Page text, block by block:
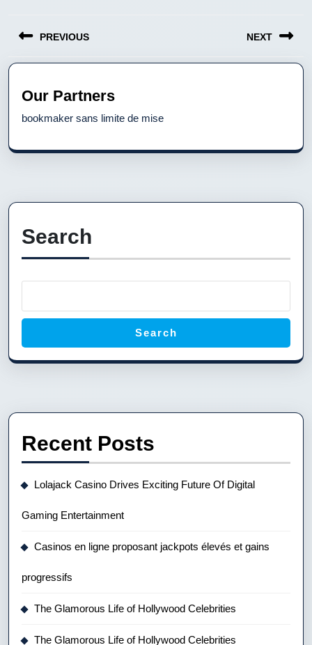
navigation
PREVIOUS
Previous
post:
NEXT
Our Partners
bookmaker sans limite de mise
Search
Search
Recent Posts
Lolajack Casino Drives Exciting Future Of Digital
Gaming Entertainment
Casinos en ligne proposant jackpots élevés et gains
progressifs
The Glamorous Life of Hollywood Celebrities
The Glamorous Life of Hollywood Celebrities